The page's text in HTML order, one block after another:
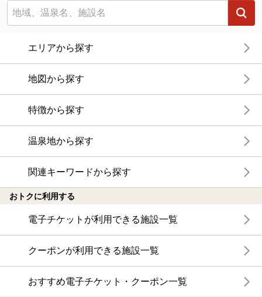
エリアから探す
地図から探す
特徴から探す
温泉地から探す
関連キーワードから探す
おトクに利用する
電子チケットが利用できる施設一覧
クーポンが利用できる施設一覧
おすすめ電子チケット・クーポン一覧